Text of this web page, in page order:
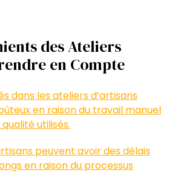
des Ateliers
en Compte
dans les ateliers d’artisans
en raison du travail manuel
utilisés.
peuvent avoir des délais
en raison du processus